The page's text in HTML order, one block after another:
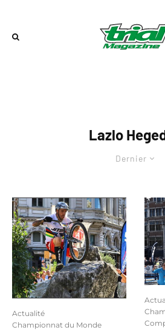
Lazlo
Dernier
Actualité
Championnat du Monde